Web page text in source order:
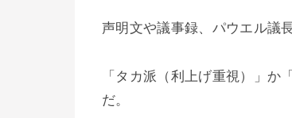
声明文や議事録、パウエル議
「タカ派（利上げ重視）」
だ。